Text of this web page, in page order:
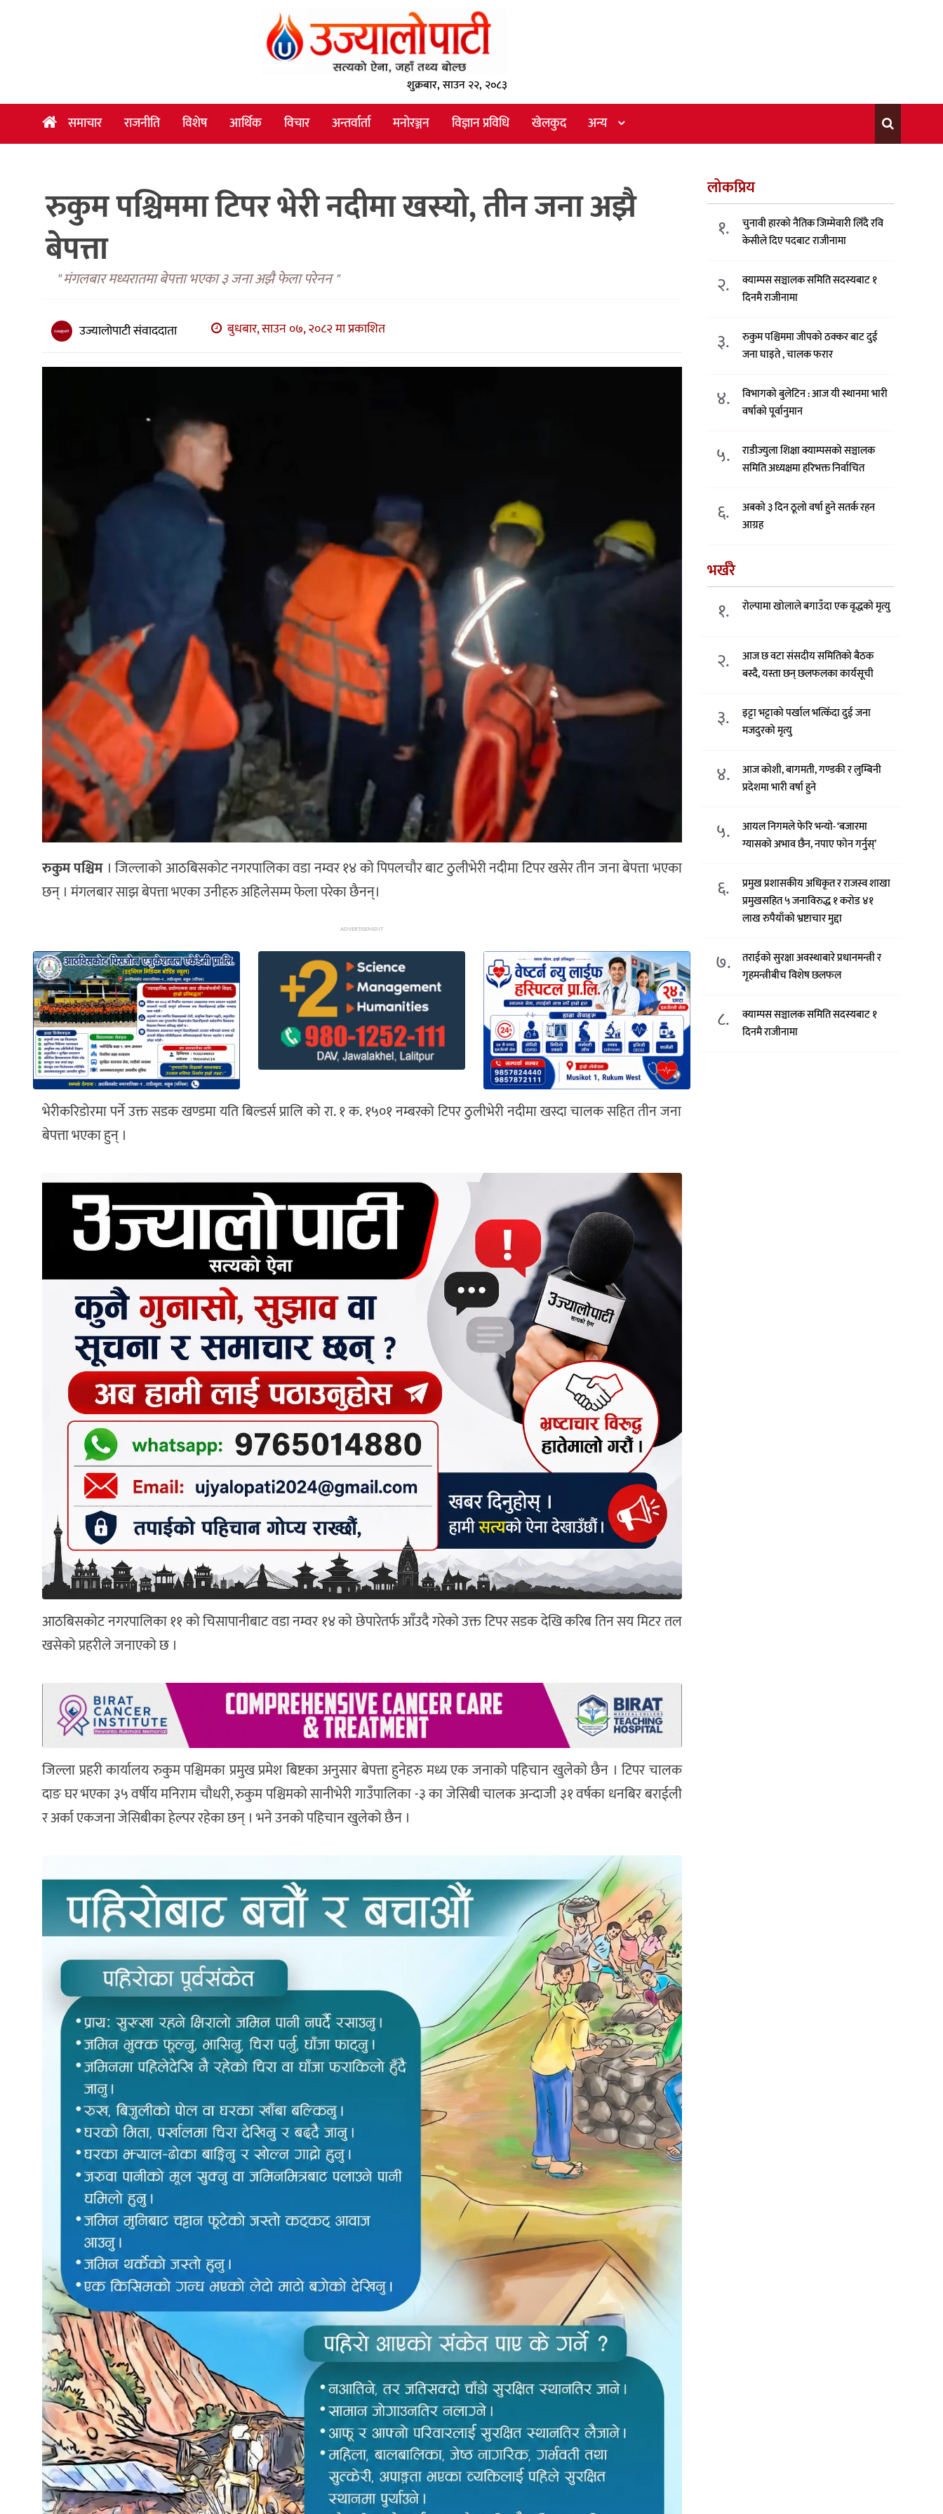
विशेष
अन्तर्वार्ता
मनोरञ्जन
विज्ञान
शुक्रबार, साउन २२, २०८३
समाचार राजनीति विशेष आर्थिक विचार अन्तर्वार्ता मनोरञ्जन विज्ञान प्रविधि खेलकुद अन्य
रुकुम पश्चिममा टिपर भेरी नदीमा खस्यो, तीन जना अझै
बेपत्ता
" मंगलबार मध्यरातमा बेपत्ता भएका ३ जना अझै फेला परेनन "
उज्यालोपाटी संवाददाता बुधबार, साउन ०७, २०८२ मा प्रकाशित
रुकुम पश्चिम । जिल्लाको आठबिसकोट नगरपालिका वडा नम्वर १४ को पिपलचौर बाट ठुलीभेरी नदीमा टिपर खसेर तीन जना बेपत्ता भएका
छन् । मंगलबार साझ बेपत्ता भएका उनीहरु अहिलेसम्म फेला परेका छैनन्।
ADVERTISEMENT
भेरीकरिडोरमा पर्ने उक्त सडक खण्डमा यति बिल्डर्स प्रालि को रा. १ क. १५०१ नम्बरको टिपर ठुलीभेरी नदीमा खस्दा चालक सहित तीन जना
बेपत्ता भएका हुन् ।
आठबिसकोट नगरपालिका ११ को चिसापानीबाट वडा नम्वर १४ को छेपारेतर्फ आँउदै गरेको उक्त टिपर सडक देखि करिब तिन सय मिटर तल
खसेको प्रहरीले जनाएको छ ।
जिल्ला प्रहरी कार्यालय रुकुम पश्चिमका प्रमुख प्रमेश बिष्टका अनुसार बेपत्ता हुनेहरु मध्य एक जनाको पहिचान खुलेको छैन । टिपर चालक
दाङ घर भएका ३५ वर्षीय मनिराम चौधरी, रुकुम पश्चिमको सानीभेरी गाउँपालिका -३ का जेसिबी चालक अन्दाजी ३१ वर्षका धनबिर बराईली
र अर्का एकजना जेसिबीका हेल्पर रहेका छन् । भने उनको पहिचान खुलेको छैन ।
लोकप्रिय
१.
चुनावी हारको नैतिक जिम्मेवारी लिँदै रवि
केसीले दिए पदबाट राजीनामा
२.
क्याम्पस सञ्चालक समिति सदस्यबाट १
दिनमै राजीनामा
३.
रुकुम पश्चिममा जीपको ठक्कर बाट दुई
जना घाइते , चालक फरार
४.
विभागको बुलेटिन : आज यी स्थानमा भारी
वर्षाको पूर्वानुमान
५.
राडीज्युला शिक्षा क्याम्पसको सञ्चालक
समिति अध्यक्षमा हरिभक्त निर्वाचित
६.
अबको ३ दिन ठूलो वर्षा हुने सतर्क रहन
आग्रह
भर्खरै
१. रोल्पामा खोलाले बगाउँदा एक वृद्धको मृत्यु
२.
आज छ वटा संसदीय समितिको बैठक
बस्दै, यस्ता छन् छलफलका कार्यसूची
३.
इट्टा भट्टाको पर्खाल भत्किँदा दुई जना
मजदुरको मृत्यु
४.
आज कोशी, बागमती, गण्डकी र लुम्बिनी
प्रदेशमा भारी वर्षा हुने
५.
आयल निगमले फेरि भन्याे- ‘बजारमा
ग्यासको अभाव छैन, नपाए फोन गर्नुस्’
६.
प्रमुख प्रशासकीय अधिकृत र राजस्व शाखा
प्रमुखसहित ५ जनाविरुद्ध १ करोड ४१
लाख रुपैयाँको भ्रष्टाचार मुद्दा
७.
तराईको सुरक्षा अवस्थाबारे प्रधानमन्त्री र
गृहमन्त्रीबीच विशेष छलफल
८.
क्याम्पस सञ्चालक समिति सदस्यबाट १
दिनमै राजीनामा